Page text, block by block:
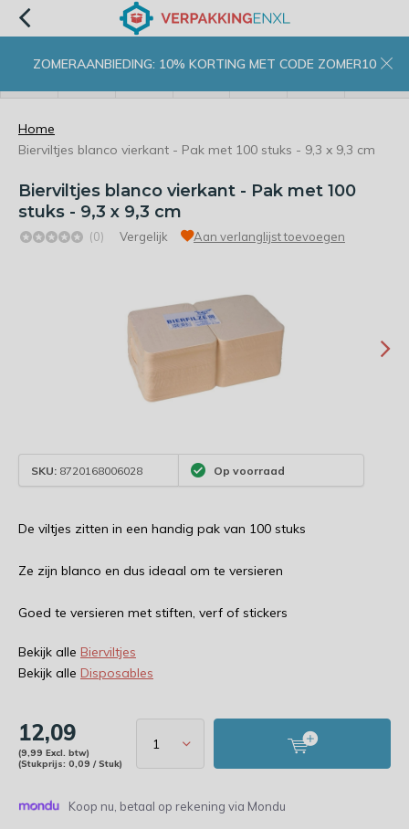
ZOMERAANBIEDING: 10% KORTING MET CODE ZOMER10
Home
Bierviltjes blanco vierkant - Pak met 100 stuks - 9,3 x 9,3 cm
Bierviltjes blanco vierkant - Pak met 100
stuks - 9,3 x 9,3 cm
(0) Vergelijk Aan verlanglijst toevoegen
SKU: 8720168006028 Op voorraad
De viltjes zitten in een handig pak van 100 stuks
Ze zijn blanco en dus ideaal om te versieren
Goed te versieren met stiften, verf of stickers
Bekijk alle Bierviltjes
Bekijk alle Disposables
12,09
(9,99 Excl. btw)
(Stukprijs: 0,09 / Stuk)
Koop nu, betaal op rekening via Mondu